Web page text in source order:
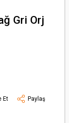
Gri Orj
Et
Paylaş